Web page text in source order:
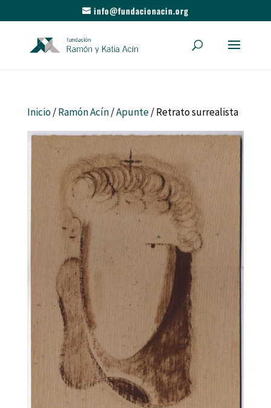
info@fundacionacin.org
Inicio/Ramón Acín/Apunte/ Retrato surrealista